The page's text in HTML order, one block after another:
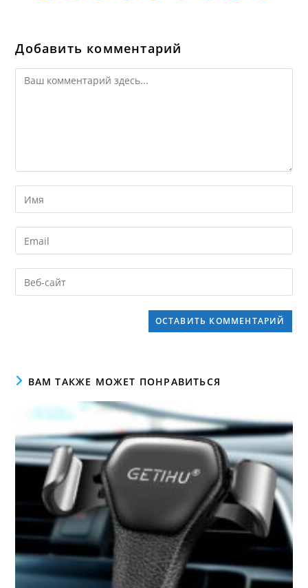
Добавить комментарий
ВАМ ТАКЖЕ МОЖЕТ ПОНРАВИТЬСЯ